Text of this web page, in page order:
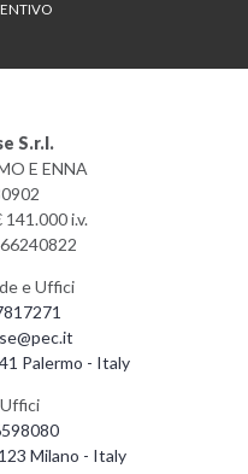
S.r.l.
E ENNA
i.v.
e Uffici
Palermo - Italy
Milano - Italy